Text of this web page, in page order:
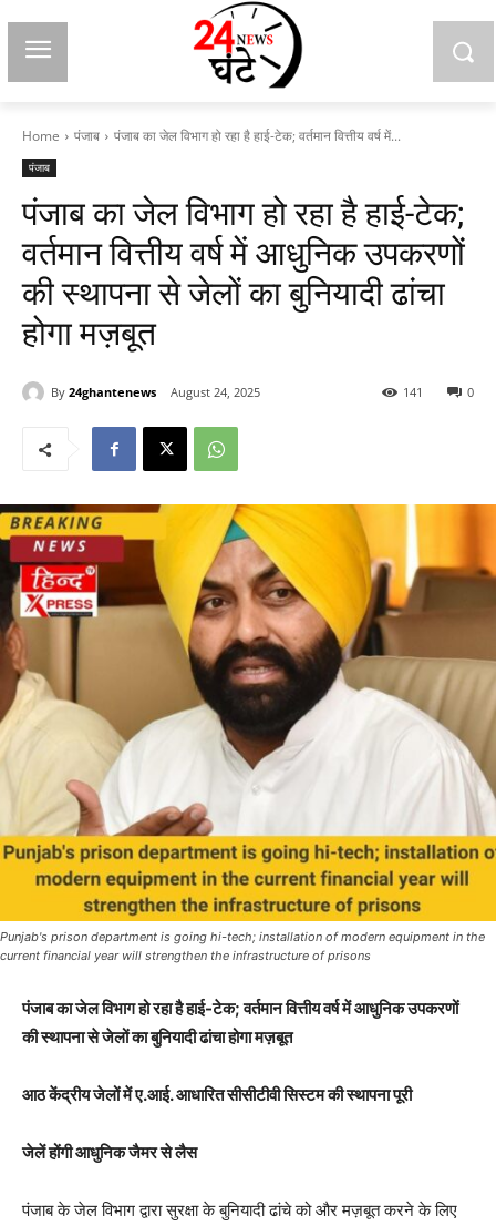
Home पंजाब पंजाब का जेल विभाग हो रहा है हाई-टेक; वर्तमान वित्तीय वर्ष में...
पंजाब
पंजाब का जेल विभाग हो रहा है हाई-टेक;
वर्तमान वित्तीय वर्ष में आधुनिक उपकरणों
की स्थापना से जेलों का बुनियादी ढांचा
होगा मज़बूत
By 24ghantenews August 24, 2025 0
141
Punjab's prison department is going hi-tech; installation of modern equipment in the
current financial year will strengthen the infrastructure of prisons
पंजाब का जेल विभाग हो रहा है हाई-टेक; वर्तमान वित्तीय वर्ष में आधुनिक उपकरणों
की स्थापना से जेलों का बुनियादी ढांचा होगा मज़बूत
आठ केंद्रीय जेलों में ए.आई. आधारित सीसीटीवी सिस्टम की स्थापना पूरी
जेलें होंगी आधुनिक जैमर से लैस
पंजाब के जेल विभाग द्वारा सुरक्षा के बुनियादी ढांचे को और मज़बूत करने के लिए